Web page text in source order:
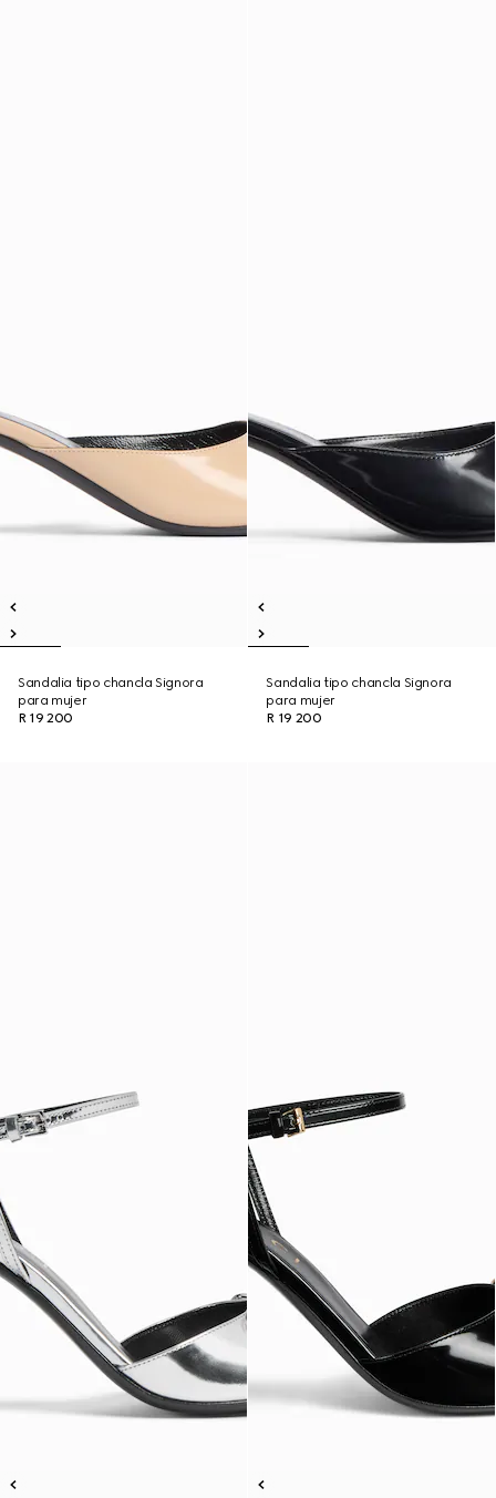
Sandalia tipo chancla Signora
para mujer
R 19 200
Sandalia tipo chancla Signora
para mujer
R 19 200